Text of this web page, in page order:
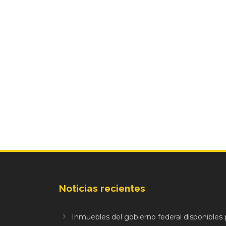
Noticias recientes
Inmuebles del gobierno federal disponibles